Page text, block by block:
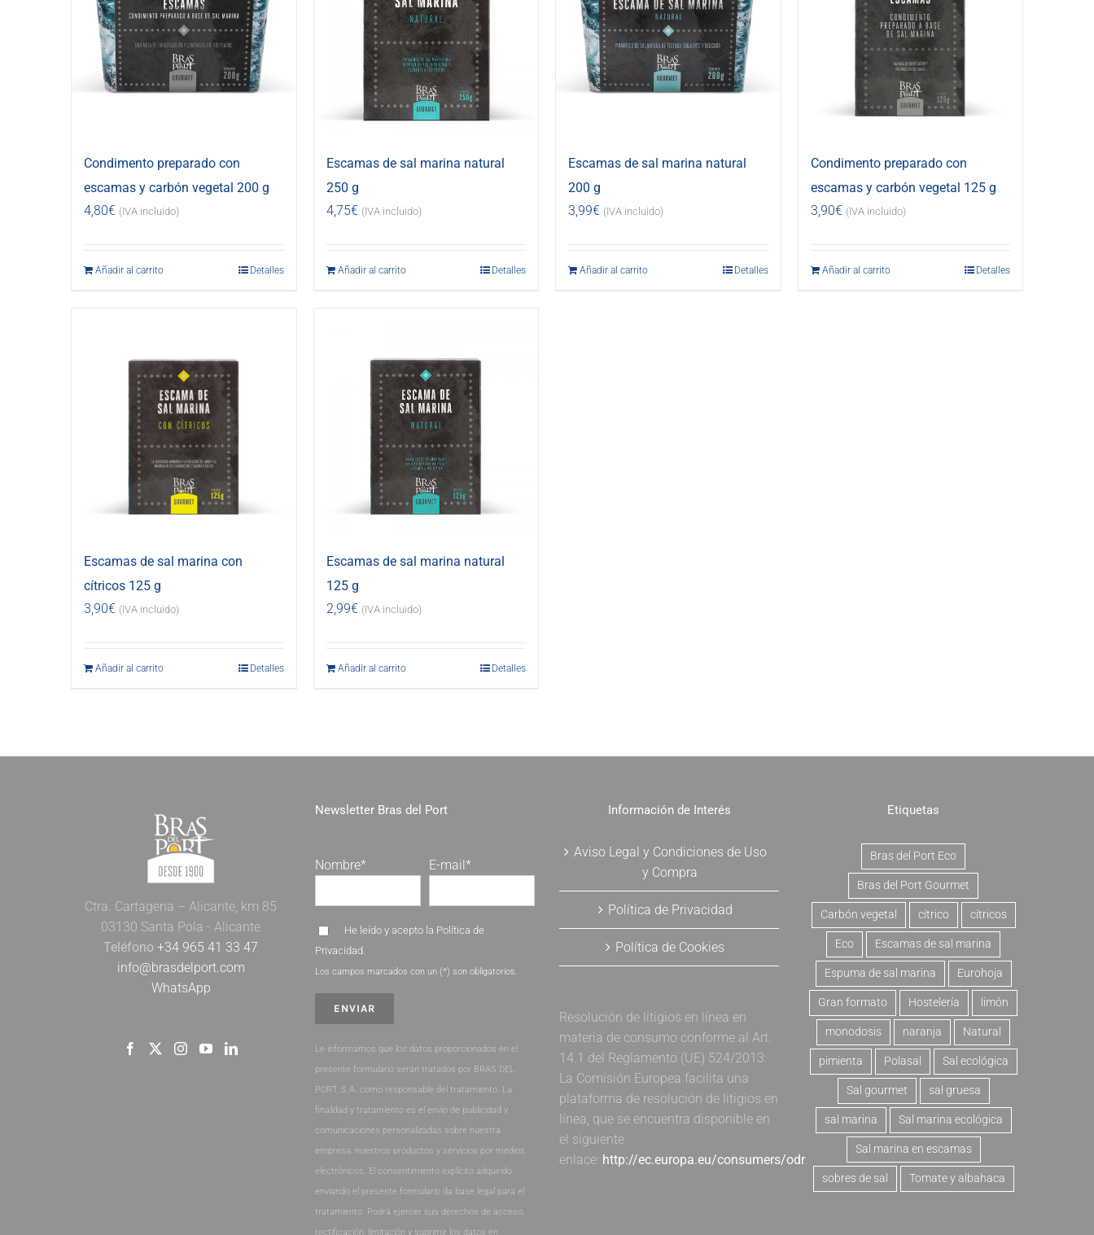
Condimento preparado con
escamas y carbón vegetal 200 g
4,80€ (IVA incluido)
Añadir al carrito Detalles
Escamas de sal marina natural
250 g
4,75€ (IVA incluido)
Añadir al carrito Detalles
Escamas de sal marina natural
200 g
3,99€ (IVA incluido)
Añadir al carrito Detalles
Condimento preparado con
escamas y carbón vegetal 125 g
3,90€ (IVA incluido)
Añadir al carrito Detalles
Escamas de sal marina con
cítricos 125 g
3,90€ (IVA incluido)
Añadir al carrito Detalles
Escamas de sal marina natural
125 g
2,99€ (IVA incluido)
Añadir al carrito Detalles
Ctra. Cartagena – Alicante, km 85
03130 Santa Pola - Alicante
Teléfono +34 965 41 33 47
info@brasdelport.com
WhatsApp
Newsletter Bras del Port
Nombre* E-mail*
He leído y acepto la Política de
Privacidad
Los campos marcados con un (*) son obligatorios.
Le informamos que los datos proporcionados en el
presente formulario serán tratados por BRAS DEL
PORT, S.A. como responsable del tratamiento. La
finalidad y tratamiento es el envío de publicidad y
comunicaciones personalizadas sobre nuestra
empresa, nuestros productos y servicios por medios
electrónicos. El consentimiento explícito adquirido
enviando el presente formulario da base legal para el
tratamiento. Podrá ejercer sus derechos de acceso,
rectificación, limitación y suprimir los datos en
Información de Interés
Aviso Legal y Condiciones de Uso
y Compra
Política de Privacidad
Política de Cookies
Resolución de litigios en línea en
materia de consumo conforme al Art.
14.1 del Reglamento (UE) 524/2013:
La Comisión Europea facilita una
plataforma de resolución de litigios en
línea, que se encuentra disponible en
el siguiente
enlace: http://ec.europa.eu/consumers/odr.
Etiquetas
Bras del Port Eco
Bras del Port Gourmet
Carbón vegetal cítrico cítricos
Eco Escamas de sal marina
Espuma de sal marina Eurohoja
Gran formato Hostelería limón
monodosis naranja Natural
pimienta Polasal Sal ecológica
Sal gourmet sal gruesa
sal marina Sal marina ecológica
Sal marina en escamas
sobres de sal Tomate y albahaca